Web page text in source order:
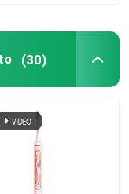
oral
(30)